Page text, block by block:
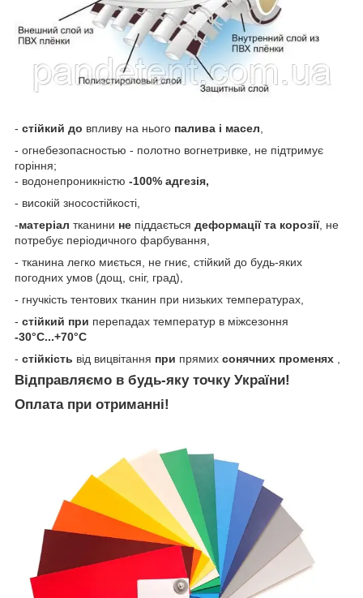
- стійкий до впливу на нього палива і масел
- огнебезопасностью - полотно вогнетривке, не підтримує
горіння;
- водонепроникністю -100% адгезія,
- високій зносостійкості,
-матеріал тканини не піддається деформації та корозії, не
потребує періодичного фарбування,
- тканина легко миється, не гниє, стійкий до будь-яких
погодних умов (дощ, сніг, град),
- гнучкість тентових тканин при низьких температурах,
- стійкий при перепадах температур в міжсезоння
-30°C...+70°C
- стійкість від вицвітання при прямих сонячних променях
Відправляємо в будь-яку точку України!
Оплата при отриманні!